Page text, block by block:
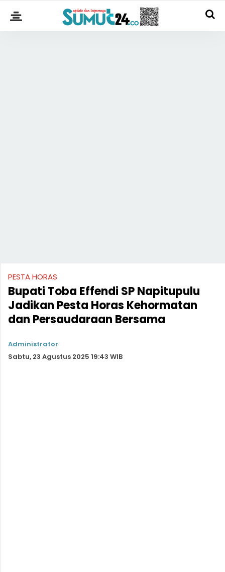
PESTA HORAS
Bupati Toba Effendi SP Napitupulu
Jadikan Pesta Horas Kehormatan
dan Persaudaraan Bersama
Administrator
Sabtu, 23 Agustus 2025 19:43 WIB